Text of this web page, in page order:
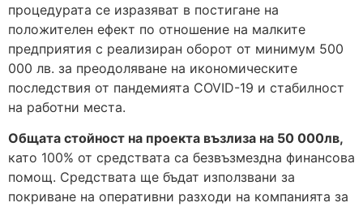
процедурата се изразяват в постигане на
положителен ефект по отношение на малките
предприятия с реализиран оборот от минимум 500
000 лв. за преодоляване на икономическите
последствия от пандемията COVID-19 и стабилност
на работни места.
Общата стойност на проекта възлиза на 50 000лв,
като 100% от средствата са безвъзмездна финансова
помощ. Средствата ще бъдат използвани за
покриване на оперативни разходи на компанията за